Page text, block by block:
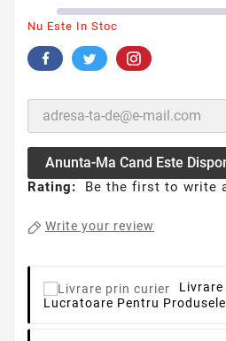
Nu Este In Stoc
Anunta-Ma Cand Este
Rating: Be the first to write
Write your review
Livrare
Lucratoare Pentru